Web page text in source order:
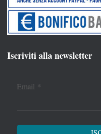
Iscriviti alla newsletter
Email *